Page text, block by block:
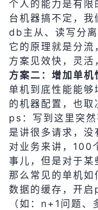
个人的能力是有限
台机器搞不定，我
db主从、读写分离
它的原理就是分
方案见效快，灵活
方案二：增加单机
单机到底性能能够
的机器配置，也取
ps：写到这里突
是讲很多请求，
对业务来讲，100
事儿，但是对于
那么常见的单机如
数据的缓存，开
（如：n+1问题